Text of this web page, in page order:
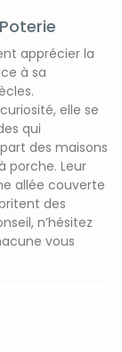
apprécier la
à sa
elle se
qui
des maisons
porche. Leur
allée couverte
des
n’hésitez
vous